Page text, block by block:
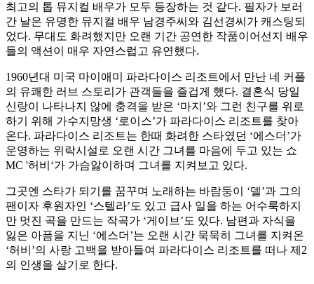
최고의 톱 뮤지컬 배우가 모두 등장하는 것 같다. 필자가 보러
간 날은 유명한 뮤지컬 배우 남경주씨와 김선경씨가 캐스팅되
었다. 무대도 화려했지만 오랜 기간 공연한 작품이어선지 배우
들의 액션이 매우 자연스럽고 유연했다.
1960년대 미국 마이애미 파라다이스 리조트에서 만난 네 커플
의 유쾌한 러브 스토리가 관객들을 즐겁게 했다. 결혼식 당일
신랑이 나타나지 않에 충격을 받은 ‘마지’와 그런 친구를 위로
하기 위해 가수지망생 ‘로이스’가 파라다이스 리조트를 찾아
온다. 파라다이스 리조트는 한때 화려한 스타였던 ‘에스더’가
운영하는 위락시설로 오랜 시간 그녀를 마음에 두고 있는 쇼
MC '허비‘가 가슴앓이하며 그녀를 지켜보고 있다.
그곳엔 스타가 되기를 꿈꾸며 노래하는 바람둥이 ‘델’과 그의
팬이자 후원자인 ‘스텔라’도 있고 급사 일을 하는 어수룩하지
만 멋진 곡을 만드는 작곡가 ‘게이브’도 있다. 남편과 자식을
잃은 아픔을 지닌 ‘에스더’는 오랜 시간 묵묵히 그녀를 지켜온
‘허비’의 사랑 고백을 받아들여 파라다이스 리조트를 떠나 제2
의 인생을 살기로 한다.